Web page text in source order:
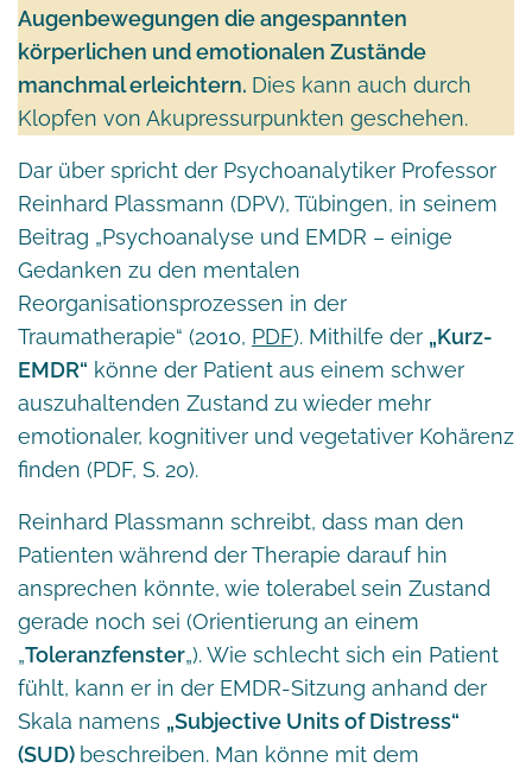
Augenbewegungen die angespannten
körperlichen und emotionalen Zustände
manchmal erleichtern. Dies kann auch durch
Klopfen von Akupressurpunkten geschehen.
Dar über spricht der Psychoanalytiker Professor
Reinhard Plassmann (DPV), Tübingen, in seinem
Beitrag „Psychoanalyse und EMDR – einige
Gedanken zu den mentalen
Reorganisationsprozessen in der
Traumatherapie“ (2010, PDF). Mithilfe der „Kurz-
EMDR“ könne der Patient aus einem schwer
auszuhaltenden Zustand zu wieder mehr
emotionaler, kognitiver und vegetativer Kohärenz
finden (PDF, S. 20).
Reinhard Plassmann schreibt, dass man den
Patienten während der Therapie darauf hin
ansprechen könnte, wie tolerabel sein Zustand
gerade noch sei (Orientierung an einem
„Toleranzfenster„). Wie schlecht sich ein Patient
fühlt, kann er in der EMDR-Sitzung anhand der
Skala namens „Subjective Units of Distress“
(SUD) beschreiben. Man könne mit dem